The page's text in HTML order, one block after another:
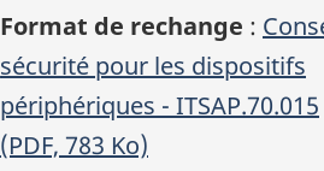
Format de rechange :
sécurité pour les dispositifs
périphériques - ITSAP.70.015
(PDF, 783 Ko)